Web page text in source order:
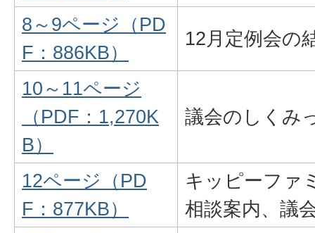
8～9ページ（PD
F：886KB）
12月定例会の
10～11ページ
（PDF：1,270K
B）
議会のしくみ
12ページ（PD
F：877KB）
キッピーファ
相談案内、議